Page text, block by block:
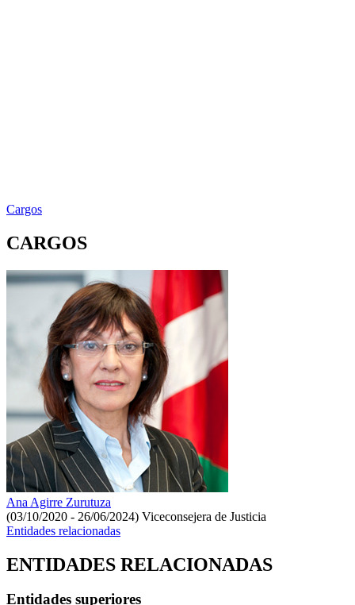
Cargos
CARGOS
Ana Agirre Zurutuza
(03/10/2020 - 26/06/2024) Viceconsejera de Justicia
Entidades relacionadas
ENTIDADES RELACIONADAS
Entidades superiores